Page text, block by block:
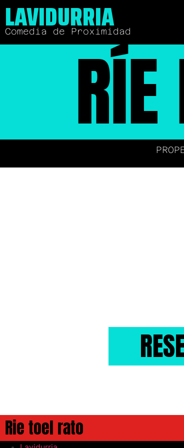
LAVIDURRIA
Comedia de Proximidad
Rie toel rato